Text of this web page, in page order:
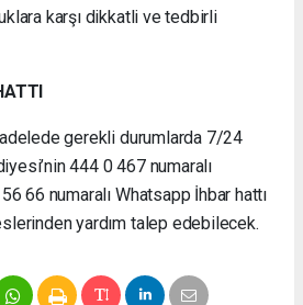
karşı dikkatli ve tedbirli
gerekli durumlarda 7/24
444 0 467 numaralı
66 numaralı Whatsapp İhbar hattı
yardım talep edebilecek.